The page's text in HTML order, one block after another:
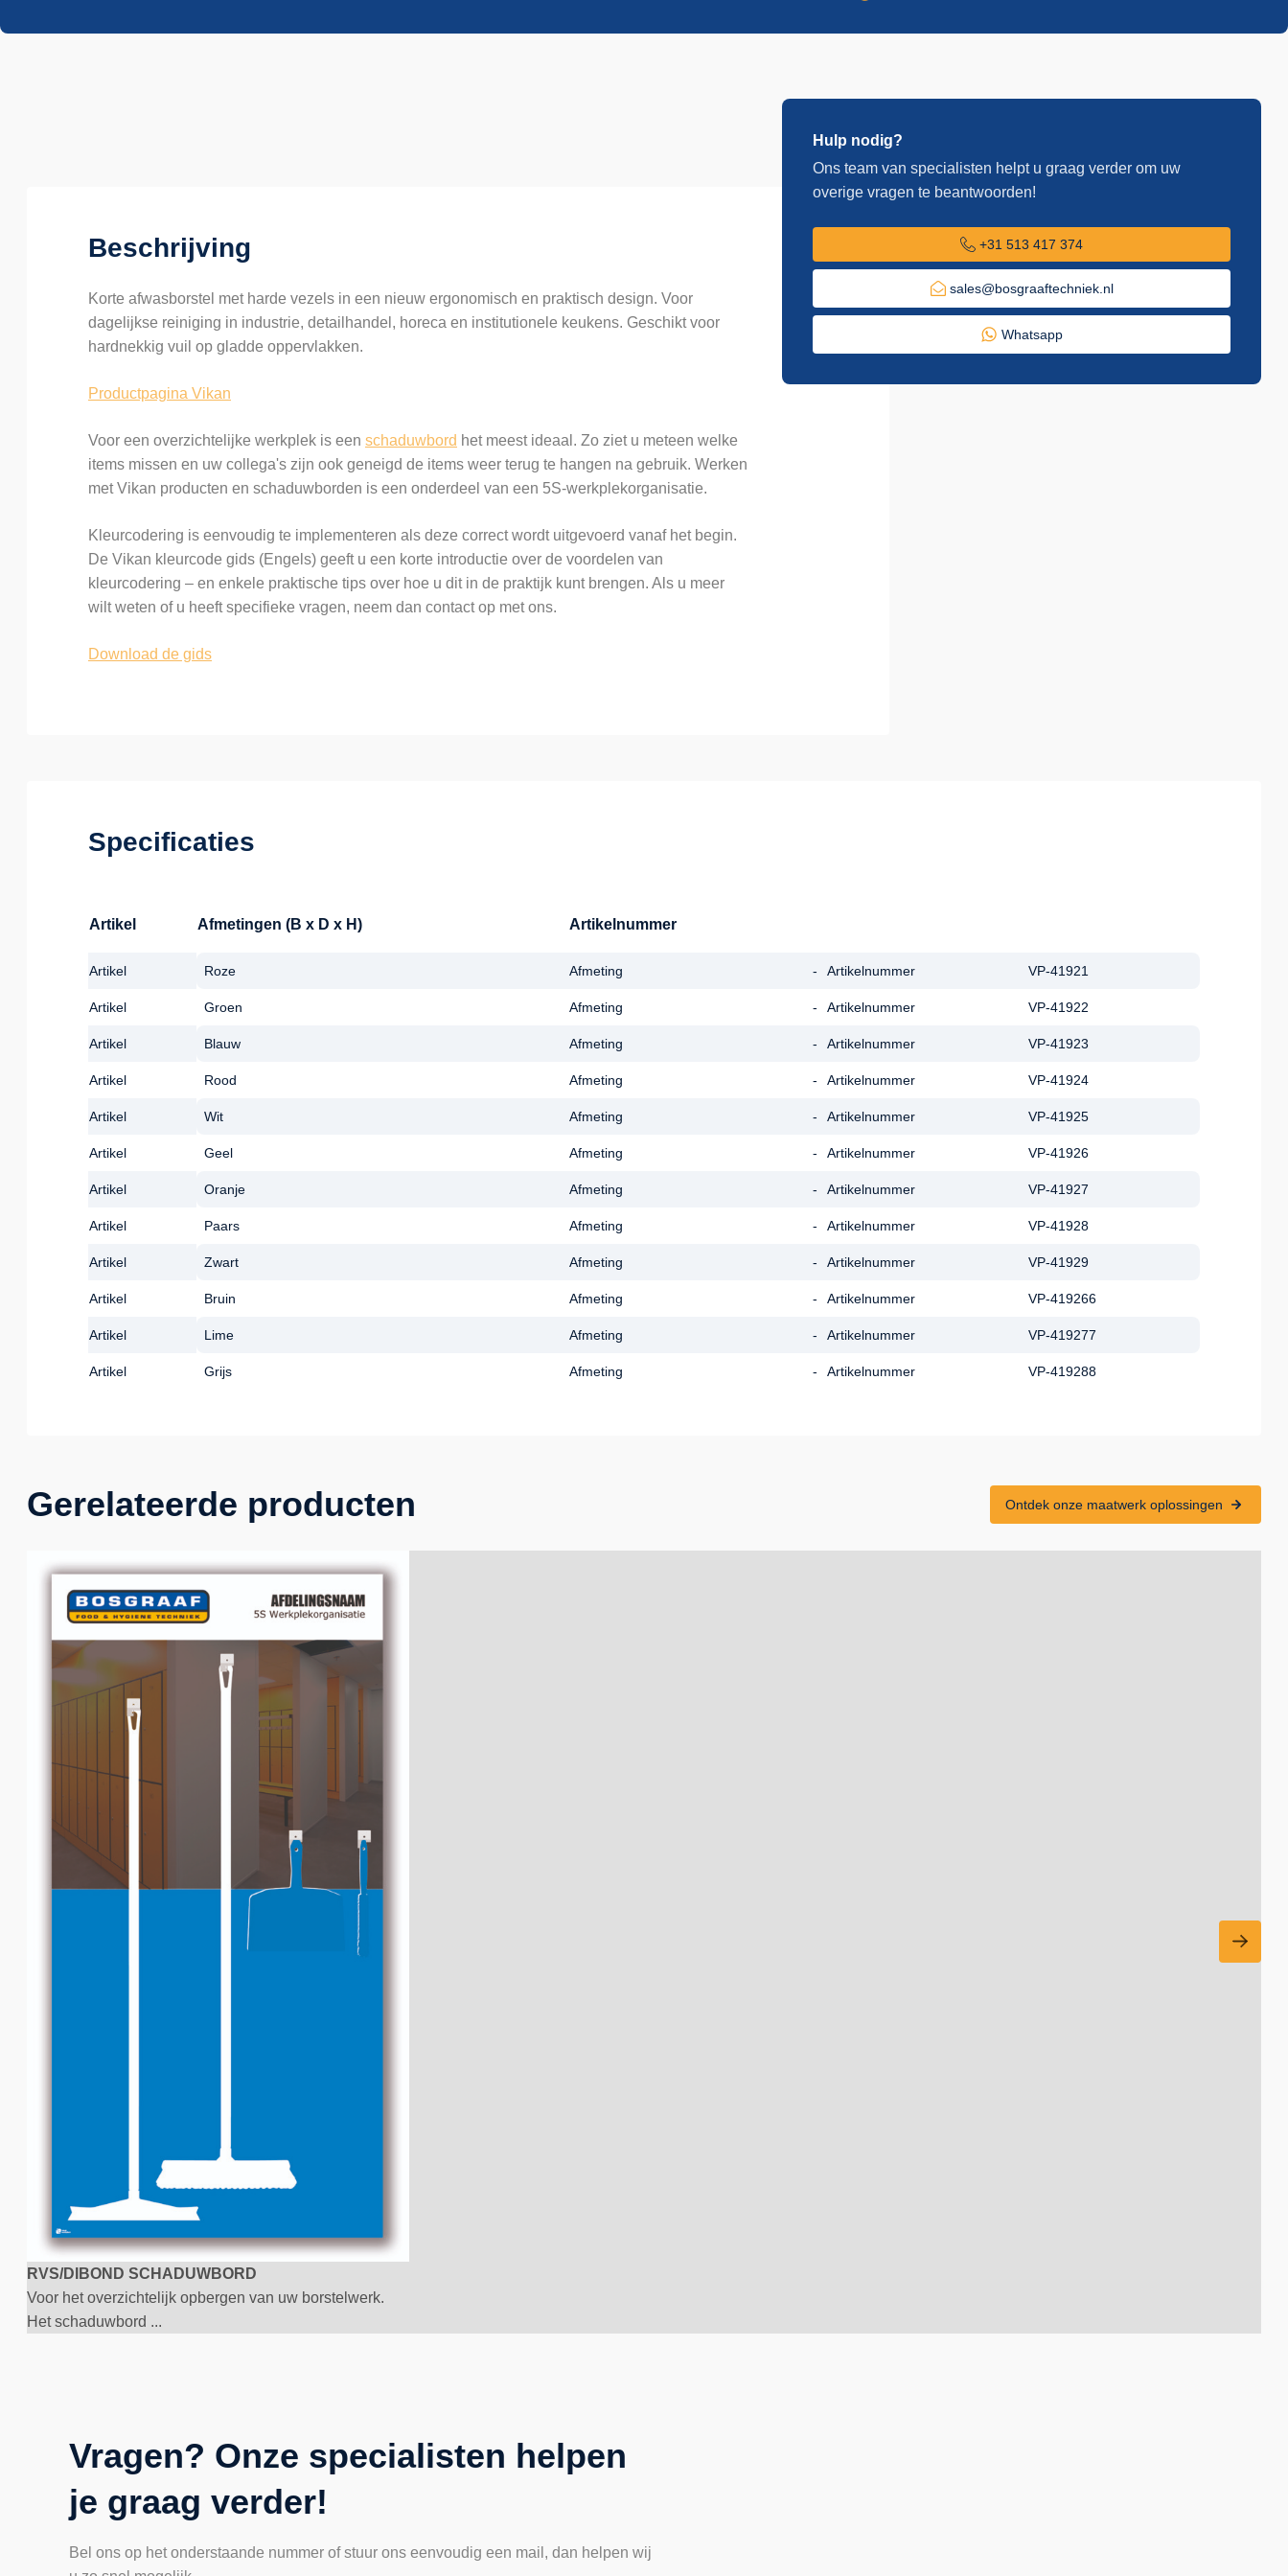
Beschrijving
Korte afwasborstel met harde vezels in een nieuw ergonomisch en praktisch design. Voor
dagelijkse reiniging in industrie, detailhandel, horeca en institutionele keukens. Geschikt voor
hardnekkig vuil op gladde oppervlakken.
Productpagina Vikan
Voor een overzichtelijke werkplek is een schaduwbord het meest ideaal. Zo ziet u meteen welke
items missen en uw collega's zijn ook geneigd de items weer terug te hangen na gebruik. Werken
met Vikan producten en schaduwborden is een onderdeel van een 5S-werkplekorganisatie.
Kleurcodering is eenvoudig te implementeren als deze correct wordt uitgevoerd vanaf het begin.
De Vikan kleurcode gids (Engels) geeft u een korte introductie over de voordelen van
kleurcodering – en enkele praktische tips over hoe u dit in de praktijk kunt brengen. Als u meer
wilt weten of u heeft specifieke vragen, neem dan contact op met ons.
Download de gids
Hulp nodig?
Ons team van specialisten helpt u graag verder om uw
overige vragen te beantwoorden!
+31 513 417 374
sales@bosgraaftechniek.nl
Whatsapp
Specificaties
Artikel Afmetingen (B x D x H) Artikelnummer
Artikel Roze Afmeting - Artikelnummer VP-41921
Artikel Groen Afmeting - Artikelnummer VP-41922
Artikel Blauw Afmeting - Artikelnummer VP-41923
Artikel Rood Afmeting - Artikelnummer VP-41924
Artikel Wit Afmeting - Artikelnummer VP-41925
Artikel Geel Afmeting - Artikelnummer VP-41926
Artikel Oranje Afmeting - Artikelnummer VP-41927
Artikel Paars Afmeting - Artikelnummer VP-41928
Artikel Zwart Afmeting - Artikelnummer VP-41929
Artikel Bruin Afmeting - Artikelnummer VP-419266
Artikel Lime Afmeting - Artikelnummer VP-419277
Artikel Grijs Afmeting - Artikelnummer VP-419288
Gerelateerde producten Ontdek onze maatwerk oplossingen
RVS/DIBOND SCHADUWBORD
Voor het overzichtelijk opbergen van uw borstelwerk.
Het schaduwbord ...
Vragen? Onze specialisten helpen
je graag verder!
Bel ons op het onderstaande nummer of stuur ons eenvoudig een mail, dan helpen wij